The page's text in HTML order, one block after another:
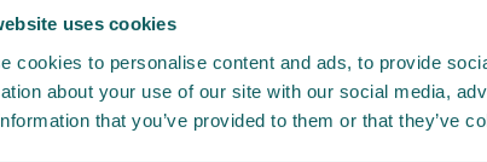
uses cookies
cookies to personalise content and ads, to provide
about your use of our site with our social media,
that you’ve provided to them or that they’ve
ごす静かな夜のひとときを、やわらかな色合
手に取るたび心がふわっと解ける、夢のよう